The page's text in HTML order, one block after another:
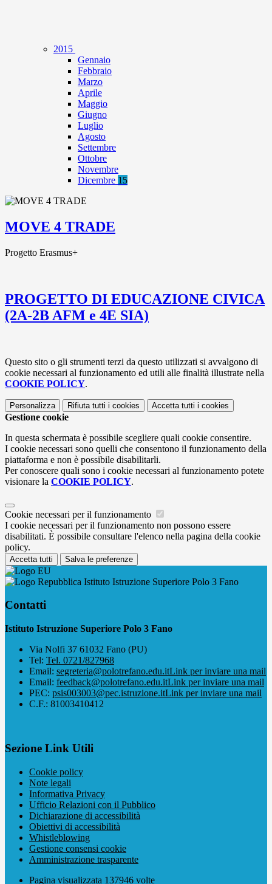
2015
Gennaio
Febbraio
Marzo
Aprile
Maggio
Giugno
Luglio
Agosto
Settembre
Ottobre
Novembre
Dicembre 15
MOVE 4 TRADE
Progetto Erasmus+
PROGETTO DI EDUCAZIONE CIVICA
(2A-2B AFM e 4E SIA)
Questo sito o gli strumenti terzi da questo utilizzati si avvalgono di
cookie necessari al funzionamento ed utili alle finalità illustrate nella
COOKIE POLICY.
Personalizza Rifiuta tutti i cookies Accetta tutti i cookies
Gestione cookie
In questa schermata è possibile scegliere quali cookie consentire.
I cookie necessari sono quelli che consentono il funzionamento della
piattaforma e non è possibile disabilitarli.
Per conoscere quali sono i cookie necessari al funzionamento potete
visionare la COOKIE POLICY.
Cookie necessari per il funzionamento
I cookie necessari per il funzionamento non possono essere
disabilitati. È possibile consultare l'elenco nella pagina della cookie
policy.
Accetta tutti Salva le preferenze
Istituto Istruzione Superiore Polo 3 Fano
Contatti
Istituto Istruzione Superiore Polo 3 Fano
Via Nolfi 37 61032 Fano (PU)
Tel: Tel. 0721/827968
Email: segreteria@polotrefano.e​du.itLink per inviare una mail
Email: feedback@polotrefano.edu.itLink per inviare una mail
PEC: psis003003@pec.istruzione.itLink per inviare una mail
C.F.: 81003410412
Sezione Link Utili
Cookie policy
Note legali
Informativa Privacy
Ufficio Relazioni con il Pubblico
Dichiarazione di accessibilità
Obiettivi di accessibilità
Whistleblowing
Gestione consensi cookie
Amministrazione trasparente
Pagina visualizzata 137946 volte